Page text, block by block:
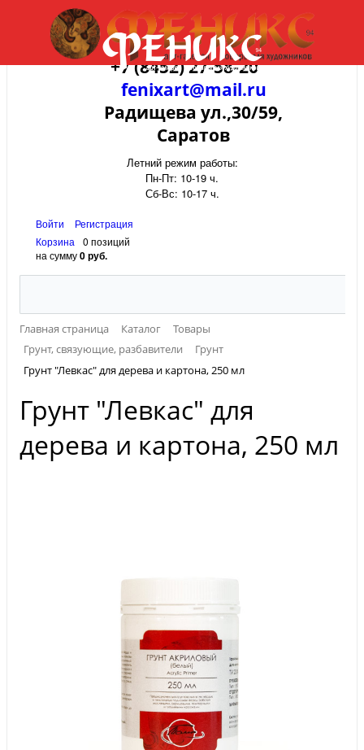
+7 (8452) 27-58-20
fenixart@mail.ru
Радищева ул.,30/59,
Саратов
Летний режим работы:
Пн-Пт: 10-19 ч.
Сб-Вс: 10-17 ч.
Войти
Регистрация
Корзина
0 позиций
на сумму0 руб.
Главная страница Каталог
Товары
Грунт, связующие, разбавители
Грунт
Грунт "Левкас" для дерева и картона, 250 мл
Грунт "Левкас" для
дерева и картона, 250 мл